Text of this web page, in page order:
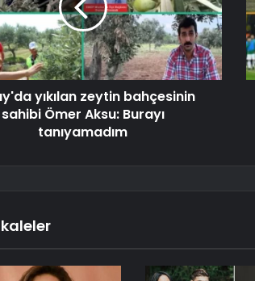
yıkılan zeytin bahçesinin
sahibi Ömer Aksu: Burayı
tanıyamadım